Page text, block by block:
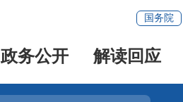
国务院
政务公开 解读回应